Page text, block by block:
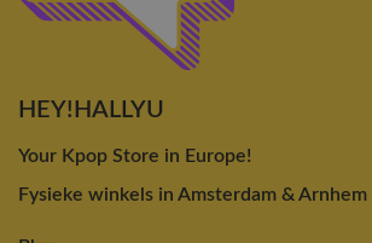
HEY!HALLYU
Your Kpop Store in Europe!
Fysieke winkels in Amsterdam & Arnhem